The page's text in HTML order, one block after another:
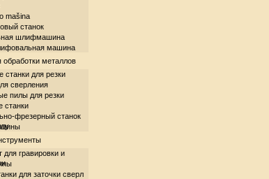
mašina
станок
шлифмашина
машина
обработки металлов
станки для резки
сверления
пилы для резки
станки
фрезерный станок
для гравировки и
для заточки сверл